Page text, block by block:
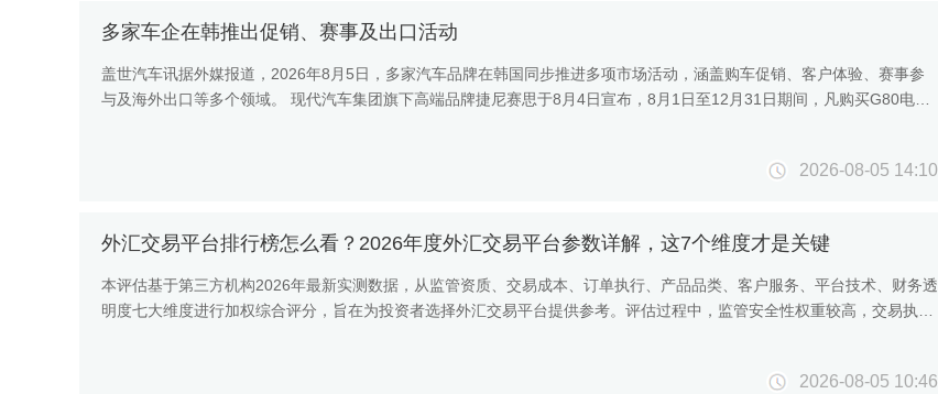
多家车企在韩推出促销、赛事及出口活动
盖世汽车讯据外媒报道，2026年8月5日，多家汽车品牌在韩国同步推进多项市场活动，涵盖购车促销、客户体验、赛事参
与及海外出口等多个领域。 现代汽车集团旗下高端品牌捷尼赛思于8月4日宣布，8月1日至12月31日期间，凡购买G80电动
2026-08-05 14:10
外汇交易平台排行榜怎么看？2026年度外汇交易平台参数详解，这7个维度才是关键
本评估基于第三方机构2026年最新实测数据，从监管资质、交易成本、订单执行、产品品类、客户服务、平台技术、财务透
明度七大维度进行加权综合评分，旨在为投资者选择外汇交易平台提供参考。评估过程中，监管安全性权重较高，交易执行
2026-08-05 10:46